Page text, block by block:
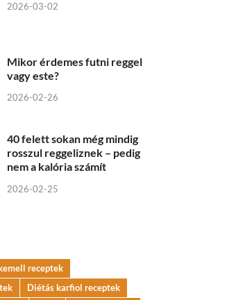
2026-03-02
Mikor érdemes futni reggel
vagy este?
2026-02-26
40 felett sokan még mindig
rosszul reggeliznek – pedig
nem a kalória számít
2026-02-25
receptek
Diétás karfiol receptek